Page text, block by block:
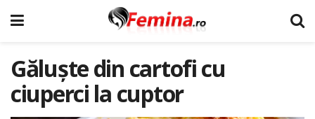
Găluște din cartofi cu
ciuperci la cuptor